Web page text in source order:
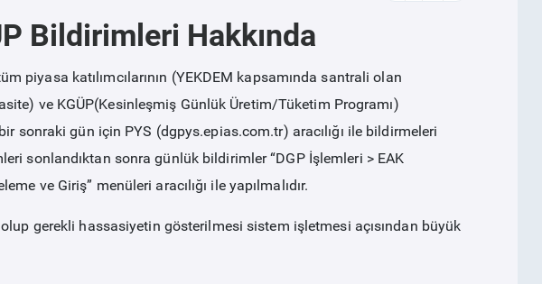
Bildirimleri Hakkında
piyasa katılımcılarının (YEKDEM kapsamında santrali olan
ve KGÜP(Kesinleşmiş Günlük Üretim/Tüketim Programı)
sonraki gün için PYS (dgpys.epias.com.tr) aracılığı ile bildirmeleri
sonlandıktan sonra günlük bildirimler “DGP İşlemleri > EAK
ve Giriş” menüleri aracılığı ile yapılmalıdır.
gerekli hassasiyetin gösterilmesi sistem işletmesi açısından büyük